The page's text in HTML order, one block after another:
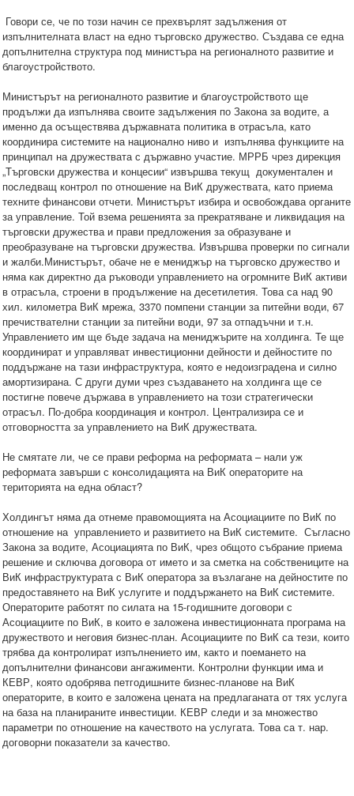
Говори се, че по този начин се прехвърлят задължения от
изпълнителната власт на едно търговско дружество. Създава се една
допълнителна структура под министъра на регионалното развитие и
благоустройството.
Министърът на регионалното развитие и благоустройството ще
продължи да изпълнява своите задължения по Закона за водите, а
именно да осъществява държавната политика в отрасъла, като
координира системите на национално ниво и изпълнява функциите на
принципал на дружествата с държавно участие. МРРБ чрез дирекция
„Търговски дружества и концесии“ извършва текущ документален и
последващ контрол по отношение на ВиК дружествата, като приема
техните финансови отчети. Министърът избира и освобождава органите
за управление. Той взема решенията за прекратяване и ликвидация на
търговски дружества и прави предложения за образуване и
преобразуване на търговски дружества. Извършва проверки по сигнали
и жалби.Министърът, обаче не е мениджър на търговско дружество и
няма как директно да ръководи управлението на огромните ВиК активи
в отрасъла, строени в продължение на десетилетия. Това са над 90
хил. километра ВиК мрежа, 3370 помпени станции за питейни води, 67
пречиствателни станции за питейни води, 97 за отпадъчни и т.н.
Управлението им ще бъде задача на мениджърите на холдинга. Те ще
координират и управляват инвестиционни дейности и дейностите по
поддържане на тази инфраструктура, която е недоизградена и силно
амортизирана. С други думи чрез създаването на холдинга ще се
постигне повече държава в управлението на този стратегически
отрасъл. По-добра координация и контрол. Централизира се и
отговорността за управлението на ВиК дружествата.
Не смятате ли, че се прави реформа на реформата – нали уж
реформата завърши с консолидацията на ВиК операторите на
територията на една област?
Холдингът няма да отнеме правомощията на Асоциациите по ВиК по
отношение на управлението и развитието на ВиК системите. Съгласно
Закона за водите, Асоциацията по ВиК, чрез общото събрание приема
решение и сключва договора от името и за сметка на собствениците на
ВиК инфраструктурата с ВиК оператора за възлагане на дейностите по
предоставянето на ВиК услугите и поддържането на ВиК системите.
Операторите работят по силата на 15-годишните договори с
Асоциациите по ВиК, в които e заложена инвестиционната програма на
дружеството и неговия бизнес-план. Асоциациите по ВиК са тези, които
трябва да контролират изпълнението им, както и поемането на
допълнителни финансови ангажименти. Контролни функции има и
КЕВР, която одобрява петгодишните бизнес-планове на ВиК
операторите, в които е заложена цената на предлаганата от тях услуга
на база на планираните инвестиции. КЕВР следи и за множество
параметри по отношение на качеството на услугата. Това са т. нар.
договорни показатели за качество.